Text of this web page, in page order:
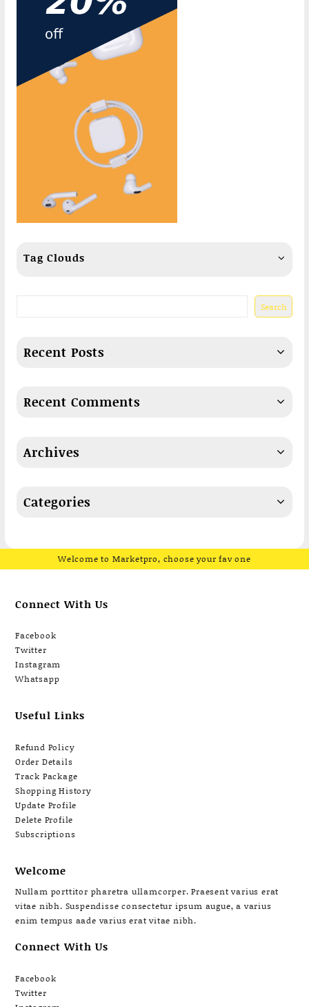
Tag Clouds
Search
Recent Posts
Recent Comments
Archives
Categories
Welcome to Marketpro, choose your fav one
Connect With Us
Facebook
Twitter
Instagram
Whatsapp
Useful Links
Refund Policy
Order Details
Track Package
Shopping History
Update Profile
Delete Profile
Subscriptions
Welcome
Nullam porttitor pharetra ullamcorper. Praesent varius erat
vitae nibh. Suspendisse consectetur ipsum augue, a varius
enim tempus aade varius erat vitae nibh.
Connect With Us
Facebook
Twitter